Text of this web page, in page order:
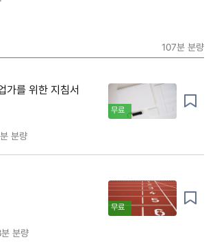
107분 분량
가를 위한 지침서
무료
분량
무료
분량